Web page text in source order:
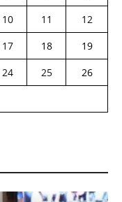
10 11
12
17 18
19
24 25
26